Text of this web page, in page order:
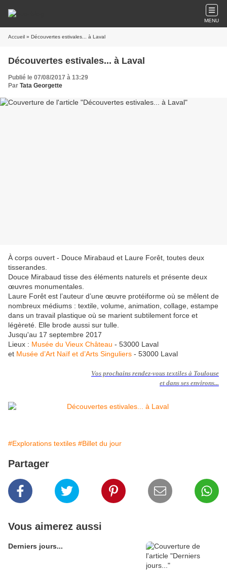
MENU
Accueil » Découvertes estivales... à Laval
Découvertes estivales... à Laval
Publié le 07/08/2017 à 13:29
Par Tata Georgette
À corps ouvert - Douce Mirabaud et Laure Forêt, toutes deux
tisserandes.
Douce Mirabaud tisse des éléments naturels et présente deux
œuvres monumentales.
Laure Forêt est l’auteur d’une œuvre protéiforme où se mêlent de
nombreux médiums : textile, volume, animation, collage, estampe
dans un travail plastique où se marient subtilement force et
légèreté. Elle brode aussi sur tulle.
Jusqu'au 17 septembre 2017
Lieux : Musée du Vieux Château - 53000 Laval
et Musée d’Art Naïf et d’Arts Singuliers - 53000 Laval
Vos prochains rendez-vous textiles à Toulouse
et dans ses environs...
#Explorations textiles #Billet du jour
Partager
Vous aimerez aussi
Derniers jours...